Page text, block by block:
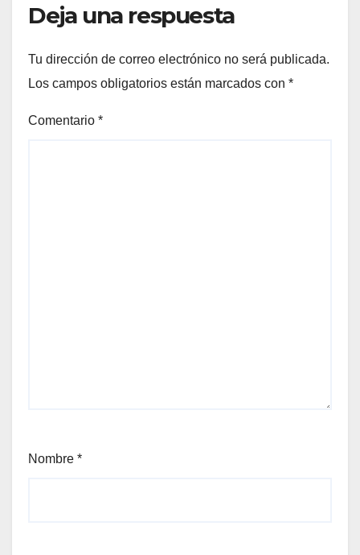
Deja una respuesta
Tu dirección de correo electrónico no será publicada.
Los campos obligatorios están marcados con *
Comentario *
Nombre *